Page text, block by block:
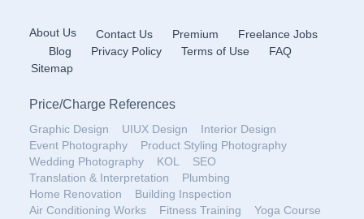
About Us Contact Us Premium
Freelance Jobs
Blog
Privacy Policy Terms of Use
FAQ
Sitemap
Price/Charge References
Graphic Design UIUX Design
Interior Design
Event Photography
Product Styling Photography
Wedding Photography
KOL
SEO
Translation & Interpretation
Plumbing
Home Renovation
Building Inspection
Air Conditioning Works
Fitness Training
Yoga Course